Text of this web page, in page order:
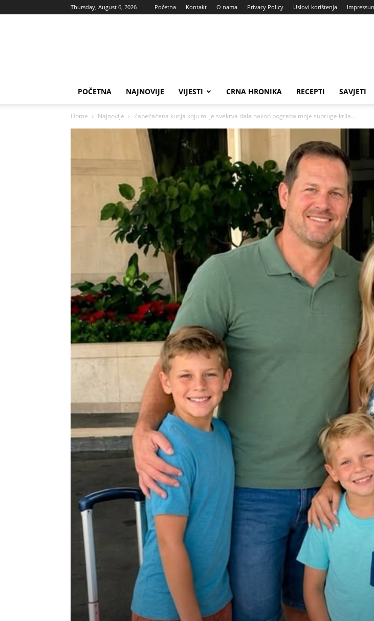
Thursday, August 6, 2026 Početna Kontakt O nama Privacy Policy Uslovi korištenja
POČETNA NAJNOVIJE VIJESTI CRNA HRONIKA RECEPTI SAVJETI
Home Najnovije Zapečaćena kutija koju mi ​​je svekrva dala nakon pogreba moje supruge krila...